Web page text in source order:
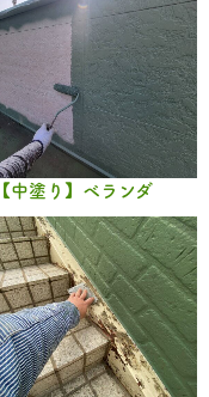
【中塗り】ベランダ